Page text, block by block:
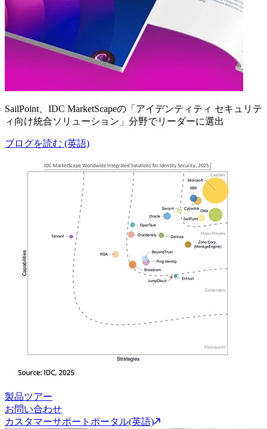
SailPoint、IDC MarketScapeの「アイデンティティ セキュリテ
ィ向け統合ソリューション」分野でリーダーに選出
ブログを読む (英語)
製品ツアー
お問い合わせ
カスタマーサポートポータル(英語)